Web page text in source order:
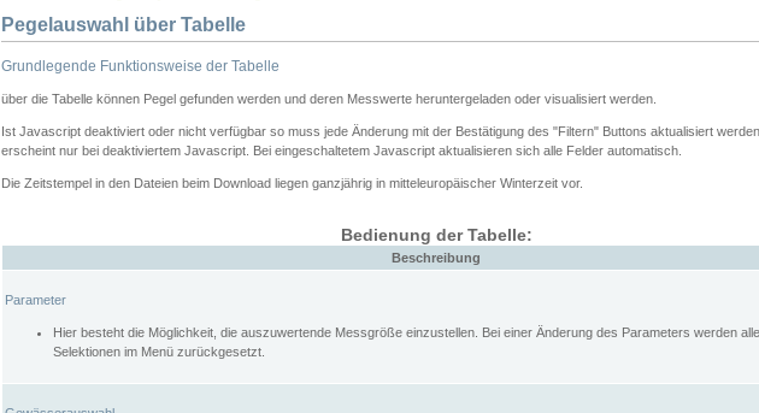
Pegelauswahl über Tabelle
Grundlegende Funktionsweise der Tabelle
über die Tabelle können Pegel gefunden werden und deren Messwerte heruntergeladen oder visualisiert werden.
Ist Javascript deaktiviert oder nicht verfügbar so muss jede Änderung mit der Bestätigung des "Filtern" Buttons aktualisiert
erscheint nur bei deaktiviertem Javascript. Bei eingeschaltetem Javascript aktualisieren sich alle Felder automatisch.
Die Zeitstempel in den Dateien beim Download liegen ganzjährig in mitteleuropäischer Winterzeit vor.
Bedienung der Tabelle:
Beschreibung
Parameter
Hier besteht die Möglichkeit, die auszuwertende Messgröße einzustellen. Bei einer Änderung des Parameters werden
Selektionen im Menü zurückgesetzt.